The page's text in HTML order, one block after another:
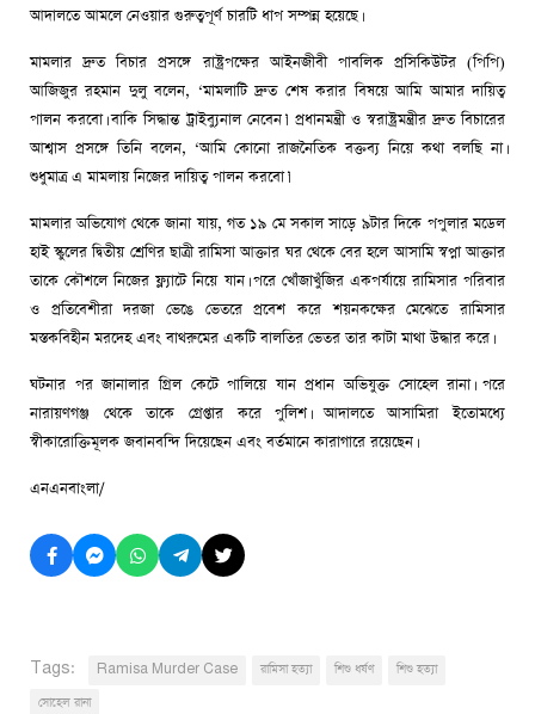
আদালতে আমলে নেওয়ার গুরুত্বপূর্ণ চারটি ধাপ সম্পন্ন হয়েছে।
মামলার দ্রুত বিচার প্রসঙ্গে রাষ্ট্রপক্ষের আইনজীবী পাবলিক প্রসিকিউটর (পিপি)
আজিজুর রহমান দুলু বলেন, ‘মামলাটি দ্রুত শেষ করার বিষয়ে আমি আমার দায়িত্ব
পালন করবো। বাকি সিদ্ধান্ত ট্রাইব্যুনাল নেবেন।’ প্রধানমন্ত্রী ও স্বরাষ্ট্রমন্ত্রীর দ্রুত বিচারের
আশ্বাস প্রসঙ্গে তিনি বলেন, ‘আমি কোনো রাজনৈতিক বক্তব্য নিয়ে কথা বলছি না।
শুধুমাত্র এ মামলায় নিজের দায়িত্ব পালন করবো।’
মামলার অভিযোগ থেকে জানা যায়, গত ১৯ মে সকাল সাড়ে ৯টার দিকে পপুলার মডেল
হাই স্কুলের দ্বিতীয় শ্রেণির ছাত্রী রামিসা আক্তার ঘর থেকে বের হলে আসামি স্বপ্না আক্তার
তাকে কৌশলে নিজের ফ্ল্যাটে নিয়ে যান। পরে খোঁজাখুঁজির একপর্যায়ে রামিসার পরিবার
ও প্রতিবেশীরা দরজা ভেঙে ভেতরে প্রবেশ করে শয়নকক্ষের মেঝেতে রামিসার
মস্তকবিহীন মরদেহ এবং বাথরুমের একটি বালতির ভেতর তার কাটা মাথা উদ্ধার করে।
ঘটনার পর জানালার গ্রিল কেটে পালিয়ে যান প্রধান অভিযুক্ত সোহেল রানা। পরে
নারায়ণগঞ্জ থেকে তাকে গ্রেপ্তার করে পুলিশ। আদালতে আসামিরা ইতোমধ্যে
স্বীকারোক্তিমূলক জবানবন্দি দিয়েছেন এবং বর্তমানে কারাগারে রয়েছেন।
এনএনবাংলা/
Tags: Ramisa Murder Case রামিসা হত্যা শিশু ধর্ষণ
শিশু হত্যা
সোহেল রানা